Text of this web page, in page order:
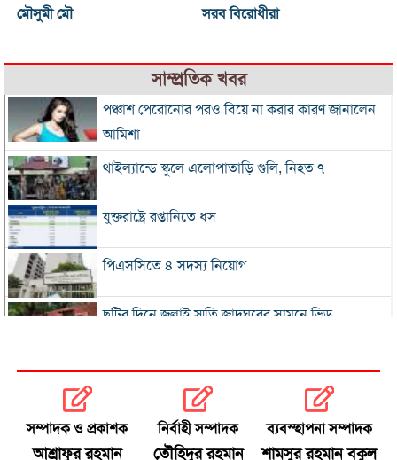
মৌসুমী মৌ
সরব বিরোধীরা
সাম্প্রতিক খবর
পঞ্চাশ পেরোনোর পরও বিয়ে না করার কারণ জানালেন
আমিশা
থাইল্যান্ডে স্কুলে এলোপাতাড়ি গুলি, নিহত ৭
যুক্তরাষ্ট্রে রপ্তানিতে ধস
পিএসসিতে ৪ সদস্য নিয়োগ
ছুটির দিনে জুলাই স্মৃতি জাদুঘরের সামনে ভিড়
নতুন বিদেশি কোচের খোঁজে বিসিবি
সম্পাদক ও প্রকাশক
আশ্রাফুর রহমান
নির্বাহী সম্পাদক
তৌহিদুর রহমান
ব্যবস্হাপনা সম্পাদক
শামসুর রহমান বকুল